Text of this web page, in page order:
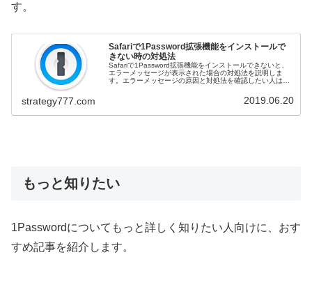
す。
Safariで1Password拡張機能をインストールで
きない時の対処法
Safariで1Password拡張機能をインストールできないと、
エラーメッセージが表示された場合の対処法を説明しま
す。エラーメッセージの原因と対処法を確認したい人は、
strategy777.com 2019.06.20
もっと知りたい
1Passwordについてもっと詳しく知りたい人向けに、おす
すめ記事を紹介します。